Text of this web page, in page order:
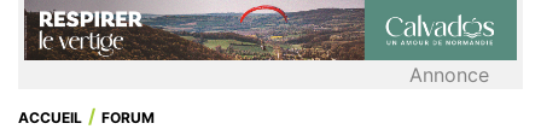
Annonce
ACCUEIL FORUM